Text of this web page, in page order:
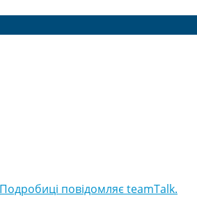
Подробиці повідомляє teamTalk.